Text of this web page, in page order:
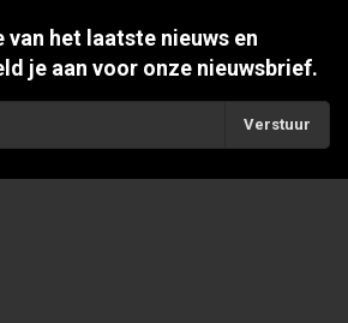
het laatste nieuws en
je aan voor onze nieuwsbrief.
Verstuur